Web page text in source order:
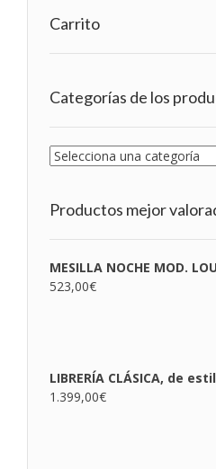
Carrito
Categorías de los
Productos mejor
MESILLA NOCHE MOD.
523,00€
LIBRERÍA CLÁSICA, de
1.399,00€